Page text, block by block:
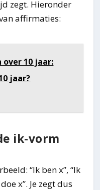
zegt. Hieronder
affirmaties:
over 10 jaar:
jaar?
ik-vorm
“Ik ben x”, “Ik
x”. Je zegt dus